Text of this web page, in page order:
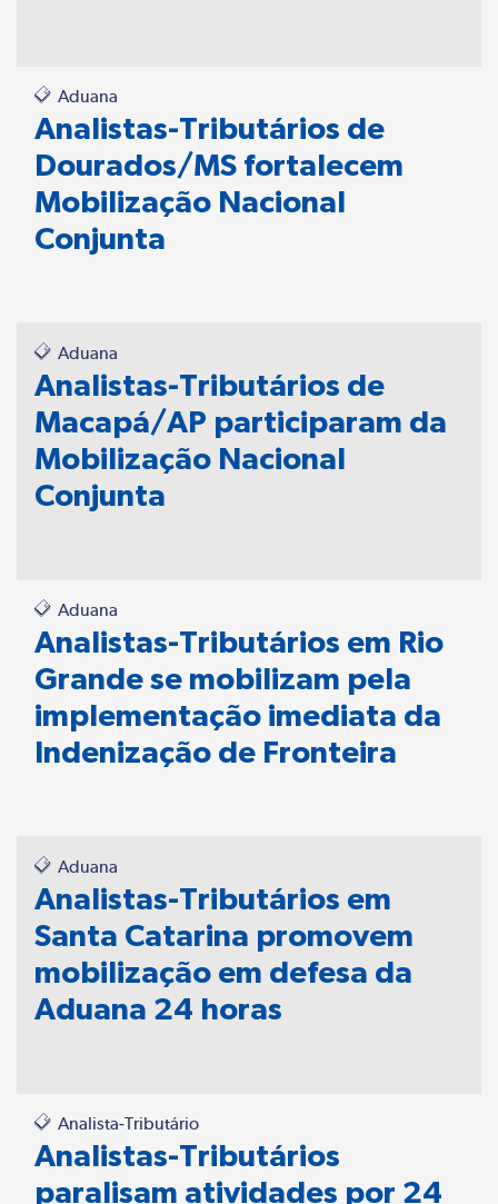
Aduana
Analistas-Tributários de
Dourados/MS fortalecem
Mobilização Nacional
Conjunta
Aduana
Analistas-Tributários de
Macapá/AP participaram da
Mobilização Nacional
Conjunta
Aduana
Analistas-Tributários em Rio
Grande se mobilizam pela
implementação imediata da
Indenização de Fronteira
Aduana
Analistas-Tributários em
Santa Catarina promovem
mobilização em defesa da
Aduana 24 horas
Analista-Tributário
Analistas-Tributários
paralisam atividades por 24